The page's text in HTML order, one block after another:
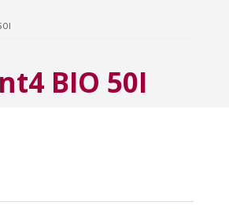
BIO 50I